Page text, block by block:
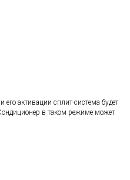
активации сплит-система будет
в таком режиме может